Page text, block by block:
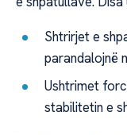
Shtrirjet e
parandalojnë
Ushtrimet
stabilitetin e